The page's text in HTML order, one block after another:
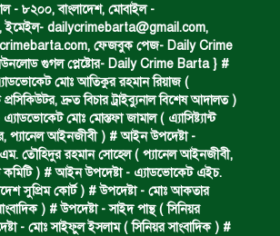
মরদেহ উদ্ধার।
ঘের নির্মাণে আটক।
সড়ক দুর্ঘটনায় নিহত ও দুইজন আহত।
- ৮২০০, বাংলাদেশ, মোবাইল -
ইমেইল- dailycrimebarta@gmail.com,
ফেজবুক পেজ- Daily Crime
গুগল প্লেষ্টোর- Daily Crime Barta } #
মোঃ আতিকুর রহমান রিয়াজ (
প্রসিকিউটর, দ্রুত বিচার ট্রাইব্যুনাল বিশেষ আদালত )
মোঃ মোস্তফা জামাল ( এ‍্যাসিষ্ট‍্যান্ট
প‍্যানেল আইনজীবী ) # আইন উপদেষ্টা -
তৌহিদুর রহমান সোহেল ( প‍্যানেল আইনজীবী,
কমিটি ) # আইন উপদেষ্টা - এ্যাডভোকেট এইচ.
সুপ্রিম কোর্ট ) # উপদেষ্টা - মোঃ আকতার
) # উপদেষ্টা - সাইদ পান্থ ( সিনিয়র
- মোঃ সাইফুল ইসলাম ( সিনিয়র সাংবাদিক ) #